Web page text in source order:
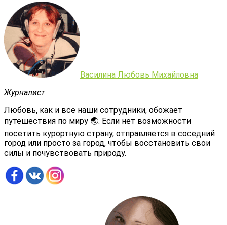
Василина Любовь Михайловна
Журналист
Любовь, как и все наши сотрудники, обожает
путешествия по миру 🌏. Если нет возможности
посетить курортную страну, отправляется в соседний
город или просто за город, чтобы восстановить свои
силы и почувствовать природу.